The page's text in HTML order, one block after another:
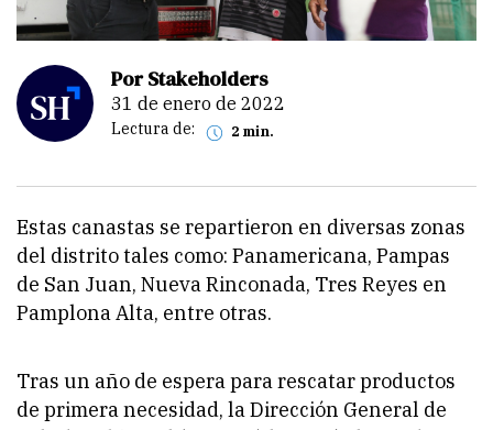
Por Stakeholders
31 de enero de 2022
Lectura de: 2 min.
Estas canastas se repartieron en diversas zonas
del distrito tales como: Panamericana, Pampas
de San Juan, Nueva Rinconada, Tres Reyes en
Pamplona Alta, entre otras.
Tras un año de espera para rescatar productos
de primera necesidad, la Dirección General de